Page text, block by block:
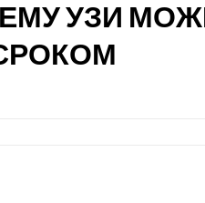
УЗИ